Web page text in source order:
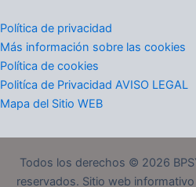
Política de privacidad
Más información sobre las cookies
Política de cookies
Politíca de Privacidad AVISO LEGAL
Mapa del Sitio WEB
Todos los derechos © 2026
reservados. Sitio web